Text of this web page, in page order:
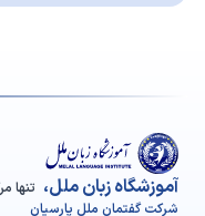
آموزشگاه زبان ملل، تنها
شرکت گفتمان ملل پارسیان